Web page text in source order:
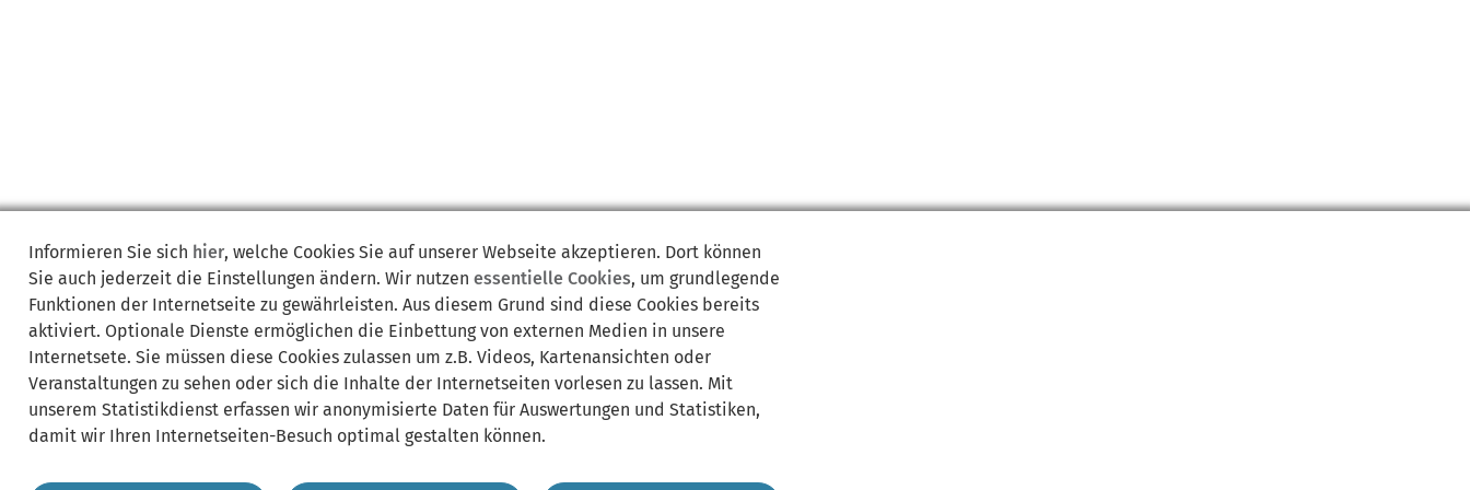
Informieren Sie sich hier, welche Cookies Sie auf unserer Webseite akzeptieren. Dort können
Sie auch jederzeit die Einstellungen ändern. Wir nutzen essentielle Cookies, um grundlegende
Funktionen der Internetseite zu gewährleisten. Aus diesem Grund sind diese Cookies bereits
aktiviert. Optionale Dienste ermöglichen die Einbettung von externen Medien in unsere
Internetsete. Sie müssen diese Cookies zulassen um z.B. Videos, Kartenansichten oder
Veranstaltungen zu sehen oder sich die Inhalte der Internetseiten vorlesen zu lassen. Mit
unserem Statistikdienst erfassen wir anonymisierte Daten für Auswertungen und Statistiken,
damit wir Ihren Internetseiten-Besuch optimal gestalten können.